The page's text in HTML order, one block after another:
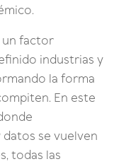
un factor
industrias y
la forma
En este
se vuelven
todas las